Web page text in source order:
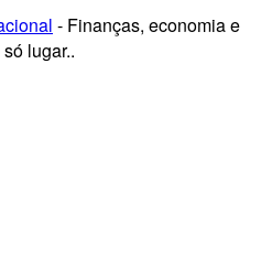
- Finanças, economia e
lugar..